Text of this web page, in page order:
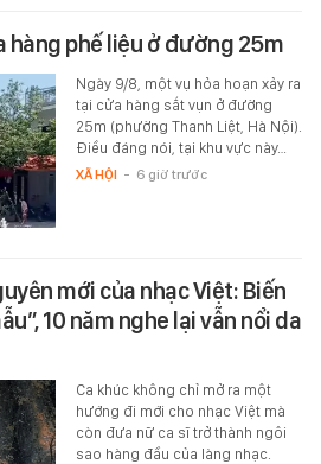
hàng phế liệu ở đường 25m
Ngày 9/8, một vụ hỏa hoạn xảy ra
tại cửa hàng sắt vụn ở đường
25m (phường Thanh Liệt, Hà Nội).
Điều đáng nói, tại khu vực này…
XÃ HỘI - 6 giờ trước
mới của nhạc Việt: Biến
10 năm nghe lại vẫn nổi da
Ca khúc không chỉ mở ra một
hướng đi mới cho nhạc Việt mà
còn đưa nữ ca sĩ trở thành ngôi
sao hàng đầu của làng nhạc.